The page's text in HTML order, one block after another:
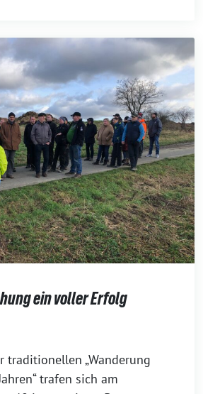
ein voller Erfolg
traditionellen „Wanderung
trafen sich am